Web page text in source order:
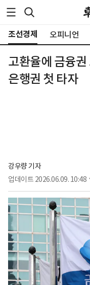
조선경제 오피니언
고환율에 금융
은행권 첫 타자
강우량 기자
업데이트 2026.06.09. 10:48